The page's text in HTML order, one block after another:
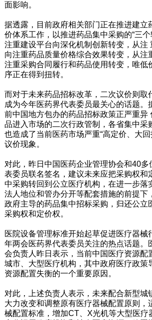
面影响。
据透露，目前政府相关部门正在推进建立
价体系工作，以推进药品集中采购的“三个
注重建设平台向深化机制创新转变，从注
向注重药品质量价格综合效果转变，从注
注重采购合同履行和药品使用转变，唯低
序正在得到扭转。
而对于未来药品招标改革，二次议价则取
成为今年医药界代表委员最关心的话题。
前中国地方包办的药品招标政策正严重异
品进入市场的二次行政管制，各省集中采
也造成了当前医药市场严重“高定价、大回
议价现象。
对此，昨日中国医药企业管理协会和40多
表委员联名签名，建议未来应把采购权和
中采购转回到公立医疗机构，在进一步落
法人地位和管办分开等配套措施的前提下
政府主导的药品集中招标采购，归还公立
采购权和定价权。
医院设备管理标准开始起草促进医疗器械
年两会医药界代表委员关注的热点话题。
会负责人昨日表示，当前中国医疗资源配
城市、大型医疗机构，其中政府医疗政策
资源配置失衡的一个重要原因。
对此，上述负责人表示，未来配合新型城
大力改变和调整原有医疗器械配置原则，
械配置标准，增加CT、X光机等大型医疗